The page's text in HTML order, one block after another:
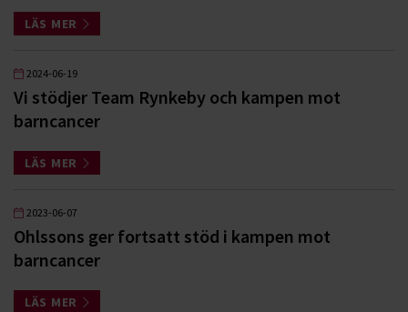
LÄS MER
2024-06-19
Vi stödjer Team Rynkeby och kampen mot
barncancer
LÄS MER
2023-06-07
Ohlssons ger fortsatt stöd i kampen mot
barncancer
LÄS MER